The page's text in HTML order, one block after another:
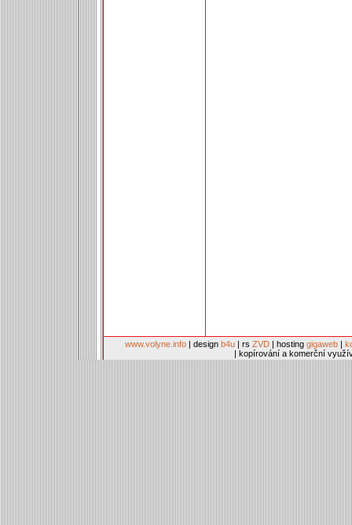
www.volyne.info | design b4u | rs ZVD | hosting gigaweb |
| kopírování a komerční